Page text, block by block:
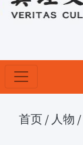
首页 / 人物 /